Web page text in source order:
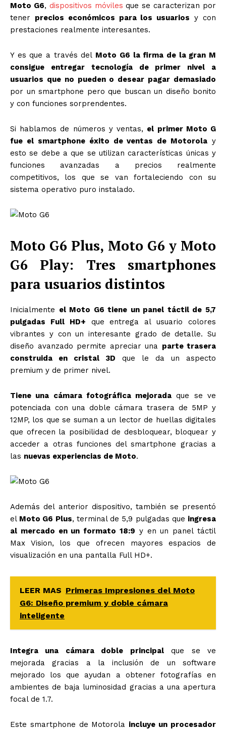
Moto G6, dispositivos móviles que se caracterizan por
tener precios económicos para los usuarios y con
prestaciones realmente interesantes.
Y es que a través del Moto G6 la firma de la gran M
consigue entregar tecnología de primer nivel a
usuarios que no pueden o desear pagar demasiado
por un smartphone pero que buscan un diseño bonito
y con funciones sorprendentes.
Si hablamos de números y ventas, el primer Moto G
fue el smartphone éxito de ventas de Motorola y
esto se debe a que se utilizan características únicas y
funciones avanzadas a precios realmente
competitivos, los que se van fortaleciendo con su
sistema operativo puro instalado.
Moto G6 Plus, Moto G6 y Moto
G6 Play: Tres smartphones
para usuarios distintos
Inicialmente el Moto G6 tiene un panel táctil de 5,7
pulgadas Full HD+ que entrega al usuario colores
vibrantes y con un interesante grado de detalle. Su
diseño avanzado permite apreciar una parte trasera
construida en cristal 3D que le da un aspecto
premium y de primer nivel.
Tiene una cámara fotográfica mejorada que se ve
potenciada con una doble cámara trasera de 5MP y
12MP, los que se suman a un lector de huellas digitales
que ofrecen la posibilidad de desbloquear, bloquear y
acceder a otras funciones del smartphone gracias a
las nuevas experiencias de Moto.
Además del anterior dispositivo, también se presentó
el Moto G6 Plus, terminal de 5,9 pulgadas que ingresa
al mercado en un formato 18:9 y en un panel táctil
Max Vision, los que ofrecen mayores espacios de
visualización en una pantalla Full HD+.
LEER MAS Primeras Impresiones del Moto
G6: Diseño premium y doble cámara
inteligente
Integra una cámara doble principalque se ve
mejorada gracias a la inclusión de un software
mejorado los que ayudan a obtener fotografías en
ambientes de baja luminosidad gracias a una apertura
focal de 1.7.
Este smartphone de Motorola incluye un procesador